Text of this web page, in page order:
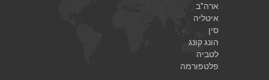
ארה"ב
איטליה
סין
הונג קונג
לטביה
פלטפורמה